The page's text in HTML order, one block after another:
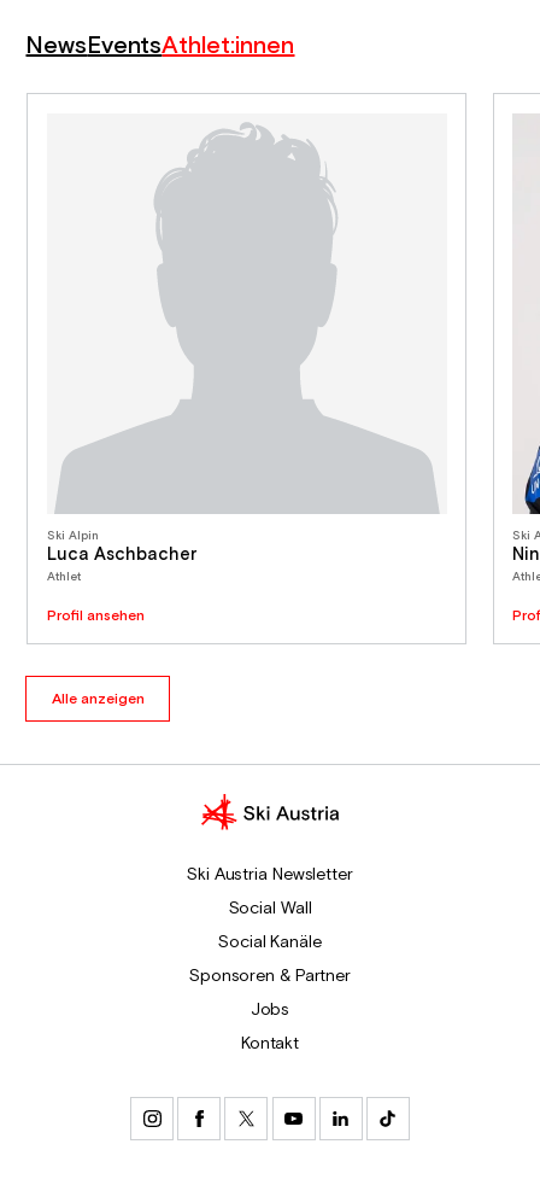
NewsEventsAthlet:innen
Ski Alpin
Luca Aschbacher
Athlet
Profil ansehen
Ski
Alle anzeigen
Ski Austria Newsletter
Social Wall
Social Kanäle
Sponsoren & Partner
Jobs
Kontakt